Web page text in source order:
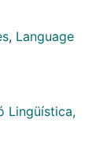
, Language
Lingüística,